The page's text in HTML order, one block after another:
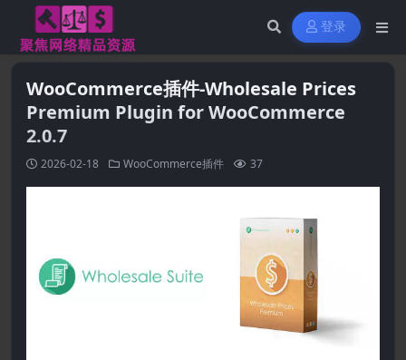
登录
WooCommerce插件-Wholesale Prices
Premium Plugin for WooCommerce
2.0.7
2026-02-18 WooCommerce插件 37